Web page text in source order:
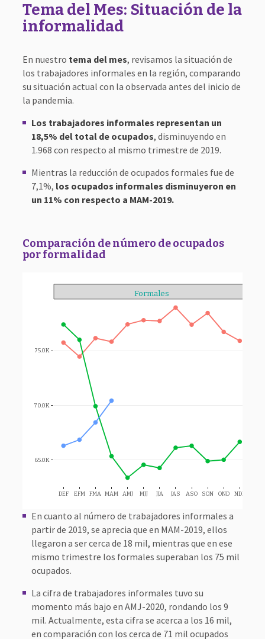
Tema del Mes: Situación de la
informalidad
En nuestro tema del mes, revisamos la situación de
los trabajadores informales en la región, comparando
su situación actual con la observada antes del inicio de
la pandemia.
Los trabajadores informales representan un
18,5% del total de ocupados, disminuyendo en
1.968 con respecto al mismo trimestre de 2019.
Mientras la reducción de ocupados formales fue de
7,1%, los ocupados informales disminuyeron en
un 11% con respecto a MAM-2019.
Comparación de número de ocupados
por formalidad
DEF EFM FMA MAM AMJ MJJ JJA JAS ASO SON OND NDE
65.0K
70.0K
75.0K
Formales
En cuanto al número de trabajadores informales a
partir de 2019, se aprecia que en MAM-2019, ellos
llegaron a ser cerca de 18 mil, mientras que en ese
mismo trimestre los formales superaban los 75 mil
ocupados.
La cifra de trabajadores informales tuvo su
momento más bajo en AMJ-2020, rondando los 9
mil. Actualmente, esta cifra se acerca a los 16 mil,
en comparación con los cerca de 71 mil ocupados